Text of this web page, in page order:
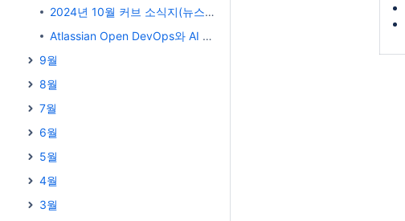
2024년 10월 커브 소식지(뉴스레터)
Atlassian Open DevOps와 AI 웨비나 영상
9월
8월
7월
6월
5월
4월
3월